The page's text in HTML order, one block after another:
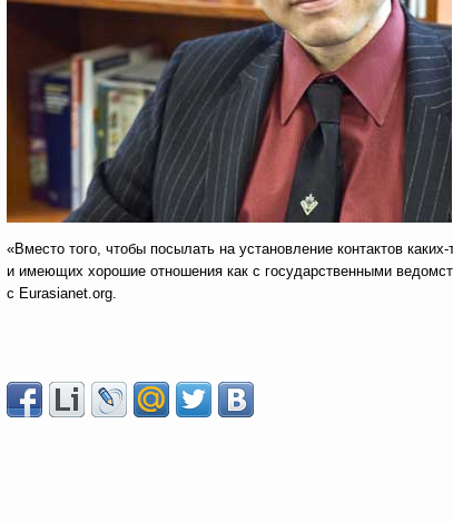
«Вместо того, чтобы посылать на установление контактов
и имеющих хорошие отношения как с государственными
с Eurasianet.org.